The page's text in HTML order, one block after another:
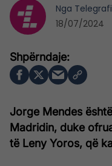
Jorge Mendes
Madridin, duke
të Leny Yoros, që
Nga Telegrafi
18/07/2024